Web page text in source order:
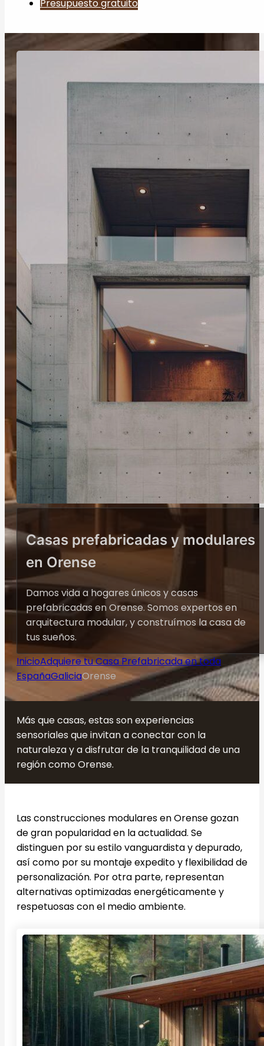
Presupuesto gratuito
Casas prefabricadas y modulares
en Orense
Damos vida a hogares únicos y casas
prefabricadas en Orense. Somos expertos en
arquitectura modular, y construímos la casa de
tus sueños.
InicioAdquiere tu Casa Prefabricada en toda
EspañaGaliciaOrense
Más que casas, estas son experiencias
sensoriales que invitan a conectar con la
naturaleza y a disfrutar de la tranquilidad de una
región como Orense.
Las construcciones modulares en Orense gozan
de gran popularidad en la actualidad. Se
distinguen por su estilo vanguardista y depurado,
así como por su montaje expedito y flexibilidad de
personalización. Por otra parte, representan
alternativas optimizadas energéticamente y
respetuosas con el medio ambiente.